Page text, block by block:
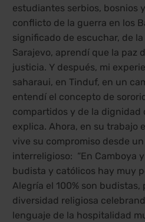
estudiantes serbios, bosnios
conflicto de la guerra en los
significado de escuchar, de
Sarajevo, aprendí que la paz
justicia. Y después, mi
saharaui, en Tinduf, en un
entendí el concepto de
compartidos y de la dignidad
explica. Ahora, en su trabajo
vive su compromiso desde
interreligioso: “En Camboya y
budista y católicos hay muy
Alegría el 100% son budistas,
diversidad religiosa
lenguaje de la hospitalidad